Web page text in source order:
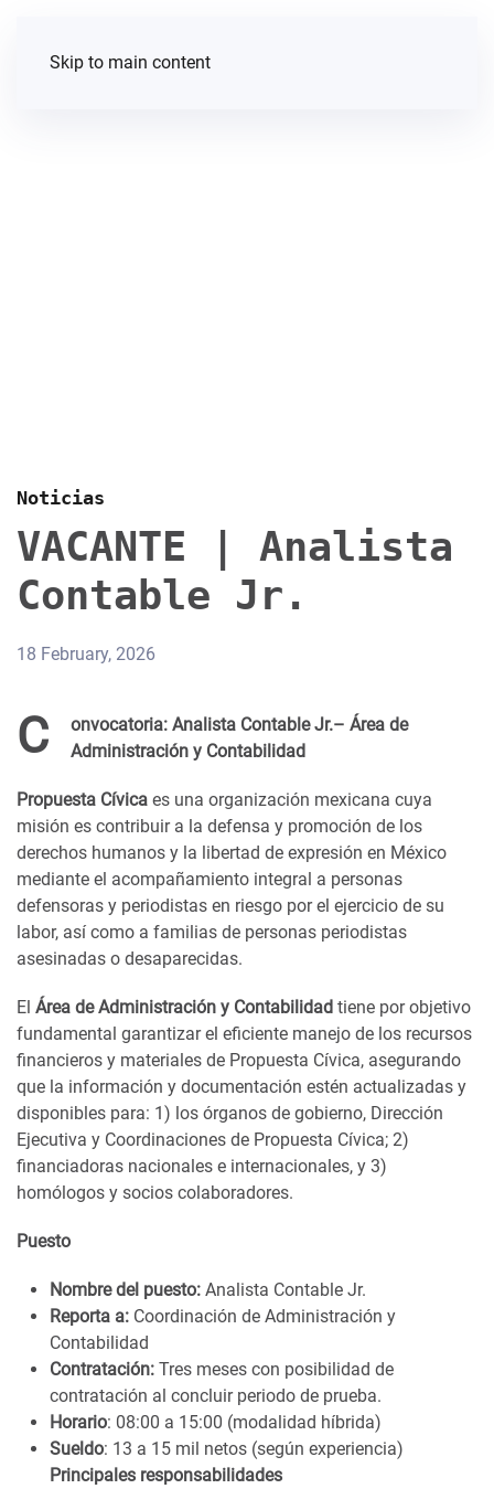
Skip to main content
Noticias
VACANTE | Analista
Contable Jr.
18 February, 2026
C
onvocatoria: Analista Contable Jr.– Área de
Administración y Contabilidad
Propuesta Cívica es una organización mexicana cuya
misión es contribuir a la defensa y promoción de los
derechos humanos y la libertad de expresión en México
mediante el acompañamiento integral a personas
defensoras y periodistas en riesgo por el ejercicio de su
labor, así como a familias de personas periodistas
asesinadas o desaparecidas.
El Área de Administración y Contabilidad tiene por objetivo
fundamental garantizar el eficiente manejo de los recursos
financieros y materiales de Propuesta Cívica, asegurando
que la información y documentación estén actualizadas y
disponibles para: 1) los órganos de gobierno, Dirección
Ejecutiva y Coordinaciones de Propuesta Cívica; 2)
financiadoras nacionales e internacionales, y 3)
homólogos y socios colaboradores.
Puesto
Nombre del puesto: Analista Contable Jr.
Reporta a: Coordinación de Administración y
Contabilidad
Contratación: Tres meses con posibilidad de
contratación al concluir periodo de prueba.
Horario: 08:00 a 15:00 (modalidad híbrida)
Sueldo: 13 a 15 mil netos (según experiencia)
Principales responsabilidades